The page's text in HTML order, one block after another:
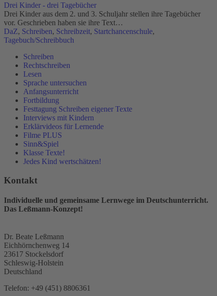
Drei Kinder - drei Tagebücher
Drei Kinder aus dem 2. und 3. Schuljahr stellen ihre Tagebücher
vor. Geschrieben haben sie ihre Text…
DaZ, Schreiben, Schreibzeit, Startchancenschule,
Tagebuch/Schreibbuch
Schreiben
Rechtschreiben
Lesen
Sprache untersuchen
Anfangsunterricht
Fortbildung
Festtagung Schreiben eigener Texte
Interviews mit Kindern
Erklärvideos für Lernende
Filme PLUS
Sinn&Spiel
Klasse Texte!
Jedes Kind wertschätzen!
Kontakt
Individuelle und gemeinsame Lernwege im Deutschunterricht.
Das Leßmann-Konzept!
Dr. Beate Leßmann
Eichhörnchenweg 14
23617 Stockelsdorf
Schleswig-Holstein
Deutschland
Telefon: +49 (451) 8806361